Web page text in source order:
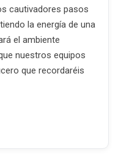
cautivadores pasos
la energía de una
el ambiente
nuestros equipos
que recordaréis